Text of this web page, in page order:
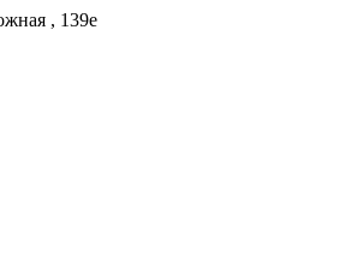
, 139е